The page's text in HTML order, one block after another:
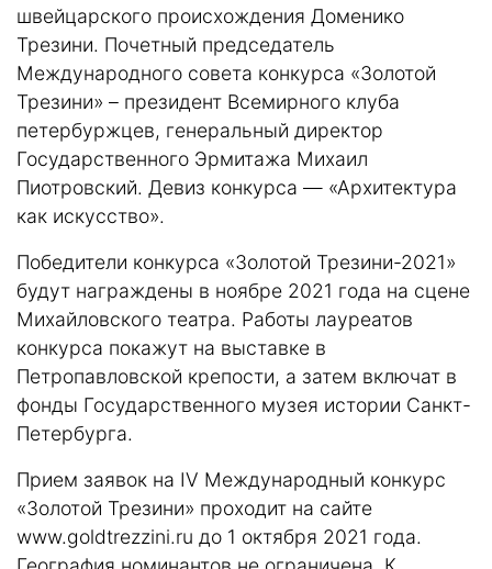
швейцарского происхождения Доменико
Трезини. Почетный председатель
Международного совета конкурса «Золотой
Трезини» – президент Всемирного клуба
петербуржцев, генеральный директор
Государственного Эрмитажа Михаил
Пиотровский. Девиз конкурса — «Архитектура
как искусство».
Победители конкурса «Золотой Трезини-2021»
будут награждены в ноябре 2021 года на сцене
Михайловского театра. Работы лауреатов
конкурса покажут на выставке в
Петропавловской крепости, а затем включат в
фонды Государственного музея истории Санкт-
Петербурга.
Прием заявок на IV Международный конкурс
«Золотой Трезини» проходит на сайте
www.goldtrezzini.ru до 1 октября 2021 года.